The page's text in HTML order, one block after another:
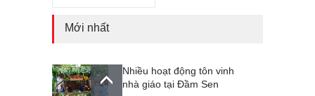
Mới nhất
Nhiều hoạt động tôn vinh
nhà giáo tại Đầm Sen